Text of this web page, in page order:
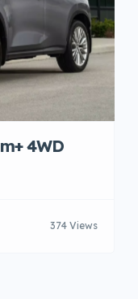
4WD
374 Views